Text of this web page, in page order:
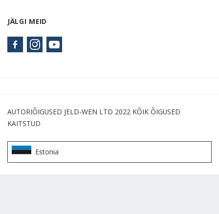
JÄLGI MEID
AUTORIÕIGUSED JELD-WEN LTD 2022 KÕIK ÕIGUSED
KAITSTUD
Estonia